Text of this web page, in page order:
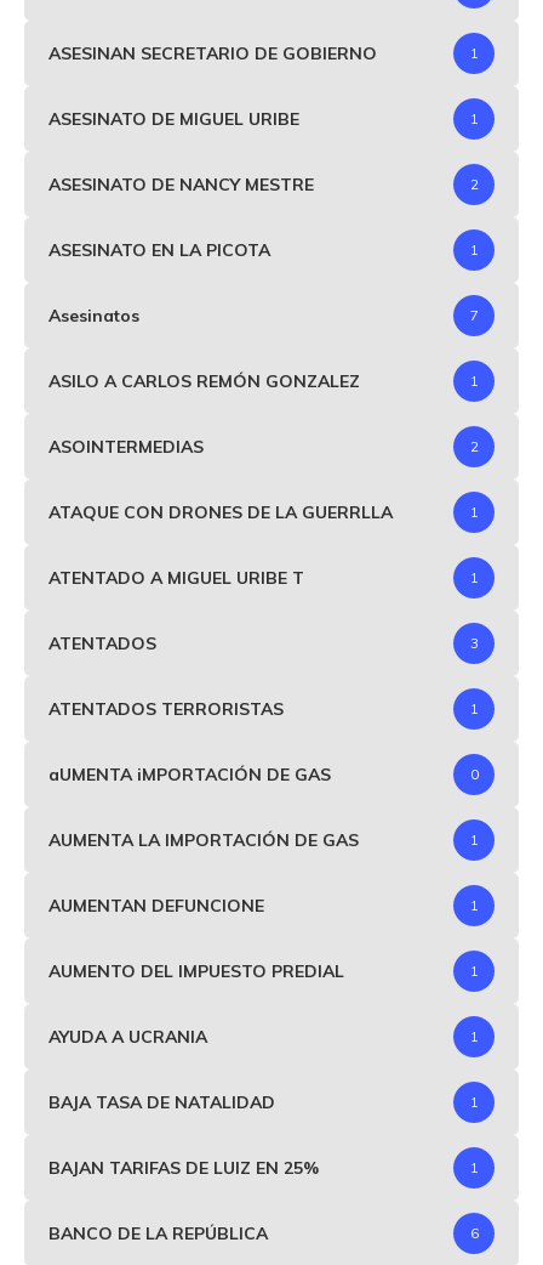
ASESINAN SECRETARIO DE GOBIERNO 1
ASESINATO DE MIGUEL URIBE 1
ASESINATO DE NANCY MESTRE 2
ASESINATO EN LA PICOTA 1
Asesinatos 7
ASILO A CARLOS REMÓN GONZALEZ 1
ASOINTERMEDIAS 2
ATAQUE CON DRONES DE LA GUERRLLA 1
ATENTADO A MIGUEL URIBE T 1
ATENTADOS 3
ATENTADOS TERRORISTAS 1
aUMENTA iMPORTACIÓN DE GAS 0
AUMENTA LA IMPORTACIÓN DE GAS 1
AUMENTAN DEFUNCIONE 1
AUMENTO DEL IMPUESTO PREDIAL 1
AYUDA A UCRANIA 1
BAJA TASA DE NATALIDAD 1
BAJAN TARIFAS DE LUIZ EN 25% 1
BANCO DE LA REPÚBLICA 6